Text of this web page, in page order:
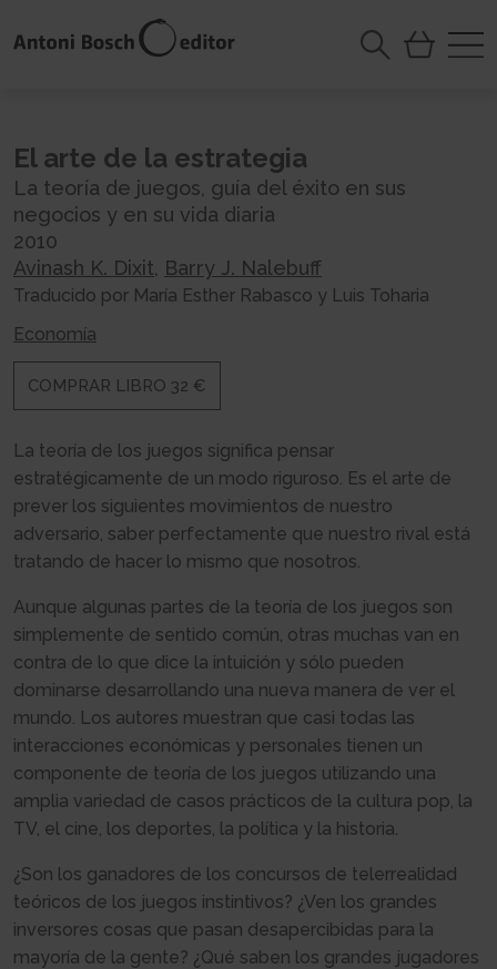
El arte de la estrategia
La teoría de juegos, guía del éxito en sus
negocios y en su vida diaria
2010
Avinash K. Dixit Barry J. Nalebuff
Traducido por María Esther Rabasco y Luis Toharia
Economía
COMPRAR LIBRO 32 €
La teoría de los juegos significa pensar
estratégicamente de un modo riguroso. Es el arte de
prever los siguientes movimientos de nuestro
adversario, saber perfectamente que nuestro rival está
tratando de hacer lo mismo que nosotros.
Aunque algunas partes de la teoría de los juegos son
simplemente de sentido común, otras muchas van en
contra de lo que dice la intuición y sólo pueden
dominarse desarrollando una nueva manera de ver el
mundo. Los autores muestran que casi todas las
interacciones económicas y personales tienen un
componente de teoría de los juegos utilizando una
amplia variedad de casos prácticos de la cultura pop, la
TV, el cine, los deportes, la política y la historia.
¿Son los ganadores de los concursos de telerrealidad
teóricos de los juegos instintivos? ¿Ven los grandes
inversores cosas que pasan desapercibidas para la
mayoría de la gente? ¿Qué saben los grandes jugadores